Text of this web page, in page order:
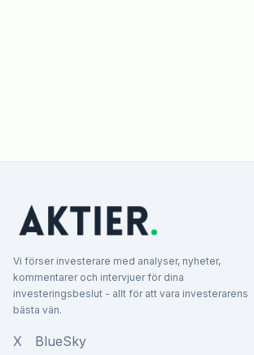
Vi förser investerare med analyser, nyheter,
kommentarer och intervjuer för dina
investeringsbeslut - allt för att vara investerarens
bästa vän.
X BlueSky